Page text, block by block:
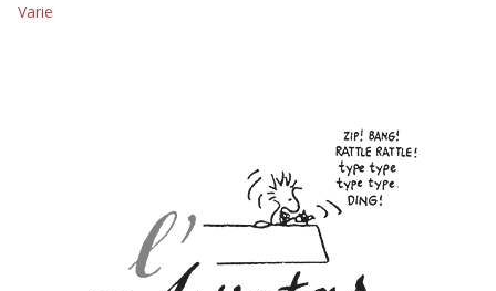
Varie